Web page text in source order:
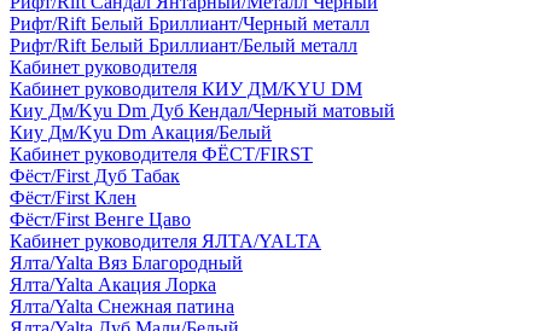
Рифт/Rift Белый Бриллиант/Черный металл
Рифт/Rift Белый Бриллиант/Белый металл
Кабинет руководителя
Кабинет руководителя КИУ ДМ/KYU DM
Киу Дм/Kyu Dm Дуб Кендал/Черный матовый
Киу Дм/Kyu Dm Акация/Белый
Кабинет руководителя ФЁСТ/FIRST
Фёст/First Дуб Табак
Фёст/First Клен
Фёст/First Венге Цаво
Кабинет руководителя ЯЛТА/YALTA
Ялта/Yalta Вяз Благородный
Ялта/Yalta Акация Лорка
Ялта/Yalta Снежная патина